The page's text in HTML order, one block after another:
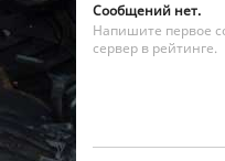
Сообщений нет.
Напишите первое
сервер в рейтинге.